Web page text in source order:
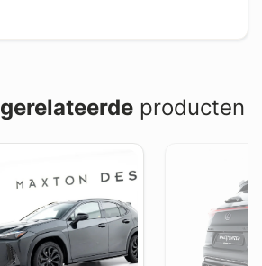
gerelateerdeproducten